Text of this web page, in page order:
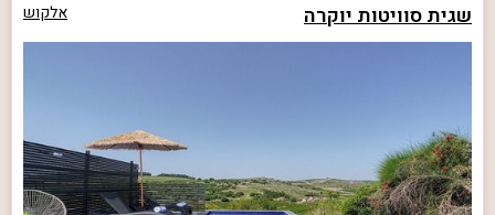
שגית סוויטות יוקרה אלקוש